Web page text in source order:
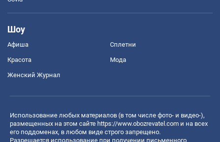
Шоу
Афиша Сплетни
Красота Мода
Женский Журнал
Использование любых материалов (в том числе фото- и видео-),
размещенных на этом сайте https://www.obozrevatel.com и на всех
его поддоменах, в любом виде строго запрещено.
Разрешается использование при получении письменного